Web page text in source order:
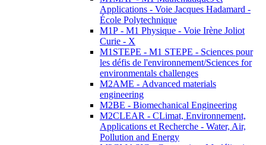
Applications - Voie Jacques Hadamard -
École Polytechnique
M1P - M1 Physique - Voie Irène Joliot
Curie - X
M1STEPE - M1 STEPE - Sciences pour
les défis de l'environnement/Sciences for
environmentals challenges
M2AME - Advanced materials
engineering
M2BE - Biomechanical Engineering
M2CLEAR - CLimat, Environnement,
Applications et Recherche - Water, Air,
Pollution and Energy